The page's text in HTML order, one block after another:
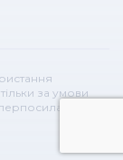
за умови